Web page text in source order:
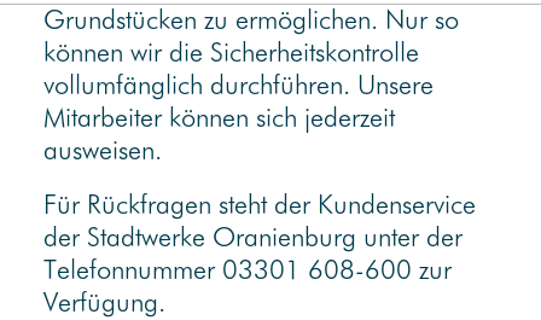
Grundstücken zu ermöglichen. Nur so
können wir die Sicherheitskontrolle
vollumfänglich durchführen. Unsere
Mitarbeiter können sich jederzeit
ausweisen.
Für Rückfragen steht der Kundenservice
der Stadtwerke Oranienburg unter der
Telefonnummer 03301 608-600 zur
Verfügung.